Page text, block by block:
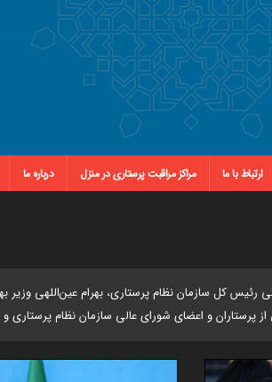
ارتباط با ما مراکز مراقبت پرستاری در منزل درباره ما
کل سازمان نظام پرستاری، بهرام عین‌اللهی
و اعضای شورای عالی سازمان نظام پرستاری